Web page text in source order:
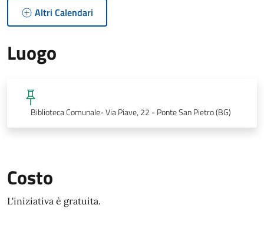
Altri Calendari
Luogo
Biblioteca Comunale- Via Piave, 22 - Ponte San Pietro (BG)
Costo
L'iniziativa è gratuita.